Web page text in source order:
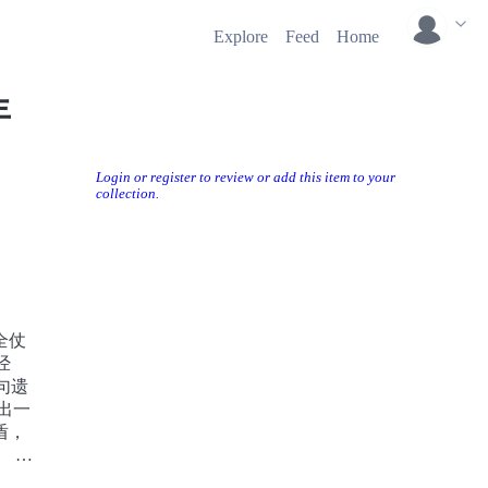
Explore Feed Home
Login or register to review or add this item to your
collection.
仗
遗
一
光